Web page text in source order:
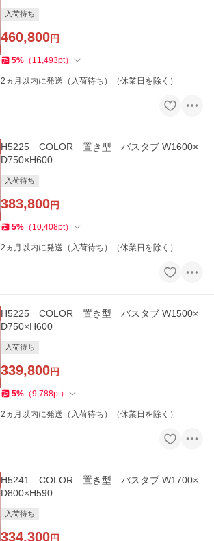
入荷待ち
460,800円
5% （ 11,493pt）
2ヵ月以内に発送（入荷待ち）（休業日を除く）
H5225 COLOR 置き型 バスタブ W1600×
D750×H600
入荷待ち
383,800円
5% （ 10,408pt）
2ヵ月以内に発送（入荷待ち）（休業日を除く）
H5225 COLOR 置き型 バスタブ W1500×
D750×H600
入荷待ち
339,800円
5% （9,788pt）
2ヵ月以内に発送（入荷待ち）（休業日を除く）
H5241 COLOR 置き型 バスタブ W1700×
D800×H590
入荷待ち
334,300円